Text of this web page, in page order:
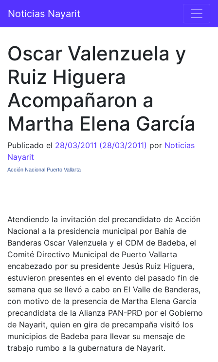
Navegación principal
Noticias Nayarit
Oscar Valenzuela y
Ruiz Higuera
Acompañaron a
Martha Elena García
Publicado el 28/03/2011 (28/03/2011) por Noticias
Nayarit
Acción Nacional Puerto Vallarta
Atendiendo la invitación del precandidato de Acción
Nacional a la presidencia municipal por Bahía de
Banderas Oscar Valenzuela y el CDM de Badeba, el
Comité Directivo Municipal de Puerto Vallarta
encabezado por su presidente Jesús Ruiz Higuera,
estuvieron presentes en el evento del pasado fin de
semana que se llevó a cabo en El Valle de Banderas,
con motivo de la presencia de Martha Elena García
precandidata de la Alianza PAN-PRD por el Gobierno
de Nayarit, quien en gira de precampaña visitó los
municipios de Badeba para llevar su mensaje de
trabajo rumbo a la gubernatura de Nayarit.